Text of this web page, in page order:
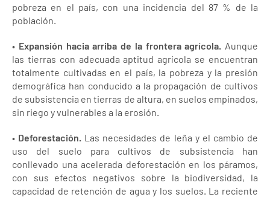
pobreza en el país, con una incidencia del 87 % de la
población.
• Expansión hacia arriba de la frontera agrícola. Aunque
las tierras con adecuada aptitud agrícola se encuentran
totalmente cultivadas en el país, la pobreza y la presión
demográfica han conducido a la propagación de cultivos
de subsistencia en tierras de altura, en suelos empinados,
sin riego y vulnerables a la erosión.
• Deforestación. Las necesidades de leña y el cambio de
uso del suelo para cultivos de subsistencia han
conllevado una acelerada deforestación en los páramos,
con sus efectos negativos sobre la biodiversidad, la
capacidad de retención de agua y los suelos. La reciente